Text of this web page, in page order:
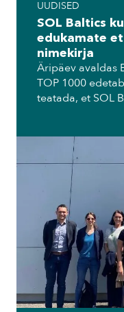
UUDISED
SOL Baltics
edukamate
nimekirja
Äripäev avaldas
TOP 1000
teatada, et SOL